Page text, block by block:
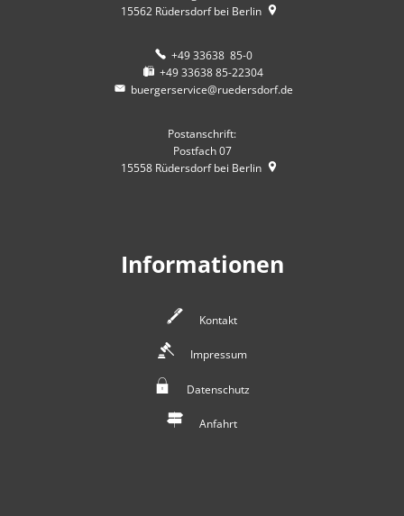
15562 Rüdersdorf bei Berlin
+49 33638 85-0
+49 33638 85-22304
buergerservice@ruedersdorf.de
Postanschrift:
Postfach 07
15558 Rüdersdorf bei Berlin
Informationen
Kontakt
Impressum
Datenschutz
Anfahrt